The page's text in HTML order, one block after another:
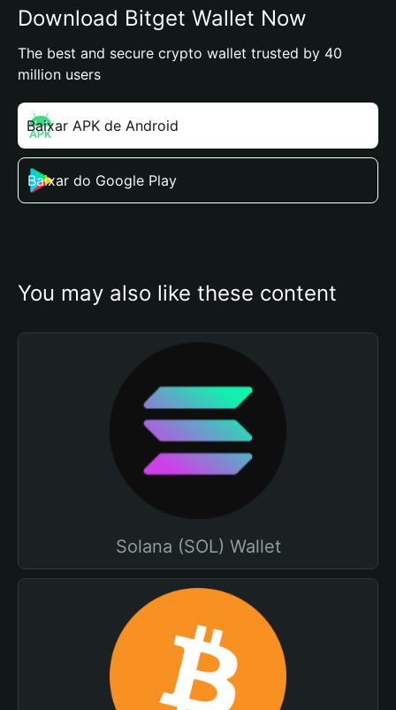
Download Bitget Wallet Now
The best and secure crypto wallet trusted by 40
million users
Baixar APK de Android
Baixar do Google Play
You may also like these content
Solana (SOL) Wallet